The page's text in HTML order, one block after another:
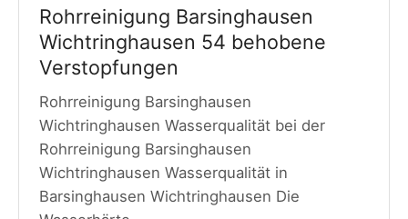
Rohrreinigung Barsinghausen
Wichtringhausen 54 behobene
Verstopfungen
Rohrreinigung Barsinghausen
Wichtringhausen Wasserqualität bei der
Rohrreinigung Barsinghausen
Wichtringhausen Wasserqualität in
Barsinghausen Wichtringhausen Die